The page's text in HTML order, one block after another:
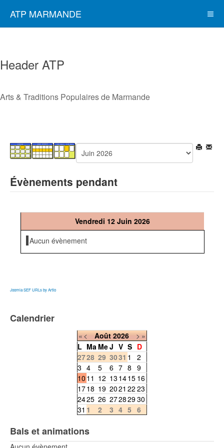
ATP MARMANDE
Header ATP
Arts & Traditions Populaires de Marmande
Évènements pendant
Vendredi 12 Juin 2026
Aucun évènement
Joomla SEF URLs by Artio
Calendrier
«< Août 2026 >»
L Ma MeJ V S D
2728 29 3031 1
2
3 4 5 6 7 8 9
10 11 12 13 1415 16
1718 19 2021 22 23
2425 26 27282930
31 1 2 3 4 5 6
Bals et animations